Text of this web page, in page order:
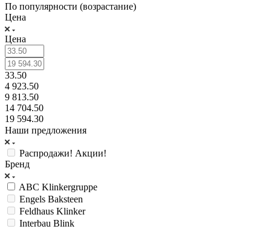
По популярности (возрастание)
Цена
Цена
33.50
4 923.50
9 813.50
14 704.50
19 594.30
Наши предложения
Распродажи! Акции!
Бренд
ABC Klinkergruppe
Engels Baksteen
Feldhaus Klinker
Interbau Blink